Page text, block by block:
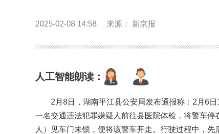
2025-02-08 14:58 来源： 新京报
人工智能朗读：
2月8日，湖南平江县公安局发布通报称：2月6
一名交通违法犯罪嫌疑人前往县医院体检，将警车
人）见车门未锁，便将该警车开走。行驶过程中，